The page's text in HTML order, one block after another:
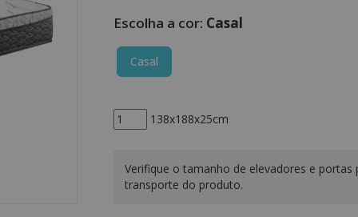
Casal
Casal
138x188x25cm
Verifique o tamanho de elevadores e portas
transporte do produto.